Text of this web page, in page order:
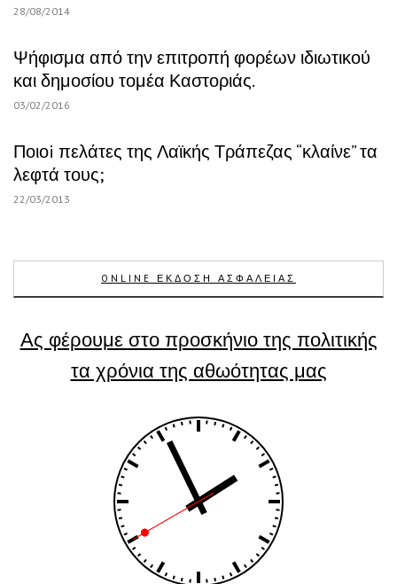
28/08/2014
Ψήφισμα από την επιτροπή φορέων ιδιωτικού
και δημοσίου τομέα Καστοριάς.
03/02/2016
Ποιοi πελάτες της Λαϊκής Τράπεζας “κλαίνε” τα
λεφτά τους;
22/03/2013
ONLINE ΕΚΔΟΣΗ ΑΣΦΑΛΕΙΑΣ
Ας φέρουμε στο προσκήνιο της πολιτικής
τα χρόνια της αθωότητας μας